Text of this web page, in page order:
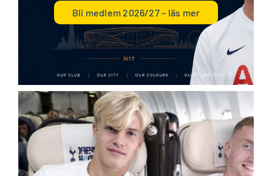
Bli medlem 2026/27 – läs mer
.